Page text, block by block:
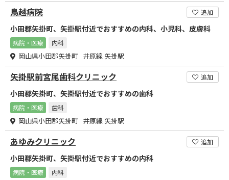
鳥越病院 追加
小田郡矢掛町、矢掛駅付近でおすすめの内科、小児科、皮膚科
病院・医療 内科
岡山県小田郡矢掛町 井原線 矢掛駅
矢掛駅前宮尾歯科クリニック 追加
小田郡矢掛町、矢掛駅付近でおすすめの歯科
病院・医療 歯科
岡山県小田郡矢掛町 井原線 矢掛駅
あゆみクリニック 追加
小田郡矢掛町、矢掛駅付近でおすすめの内科
病院・医療 内科